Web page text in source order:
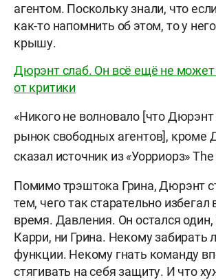
агентом. Поскольку знали, что
как-то напомнить об этом, то у
крышу.
Дюрэнт слаб. Он всё ещё не может
от критики
«Никого не волновало [что
рынок свободных агентов], кроме
сказал источник из«Уорриорз»
Помимо трэштока Грина, Дюрэнт
тем, чего так старательно избегал
время. Давления. Он остался
Карри, ни Грина. Некому забирать
функции. Некому гнать команду
стягивать на себя защиту. И что